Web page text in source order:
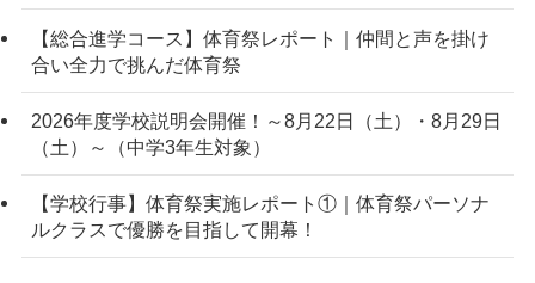
【総合進学コース】体育祭レポート｜仲間と声を掛け
合い全力で挑んだ体育祭
2026年度学校説明会開催！～8月22日（土）・8月29日
（土）～（中学3年生対象）
【学校行事】体育祭実施レポート①｜体育祭パーソナ
ルクラスで優勝を目指して開幕！